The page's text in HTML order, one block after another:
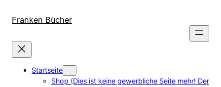
zum
wechseln
Franken Bücher
Startseite
Shop (Dies ist keine gewerbliche Seite mehr! Der